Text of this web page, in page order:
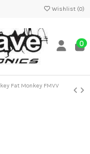
Wishlist (0)
0
Fat Monkey FMVV